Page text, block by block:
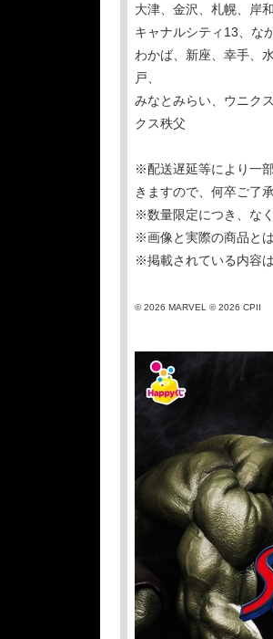
大津、金沢、札幌、岸
キャナルシティ13、な
わかば、新座、幸手、
戸、
みなとみらい、ウニク
クス秩父
※配送遅延等により一
きますので、何卒ご了
※数量限定につき、な
※画像と実際の商品と
※掲載されている内容
© 2026 MARVEL © 2026 CPII